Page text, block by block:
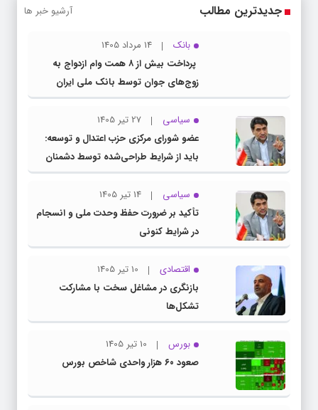
جدیدترین مطالب آرشیو خبر ها
بانک
14 مرداد 1405
پرداخت بیش از ۸ همت وام ازدواج به
زوج‌های جوان توسط بانک ملی ایران
سیاسی
27 تیر 1405
عضو شورای مرکزی حزب اعتدال و توسعه:
باید از شرایط طراحی‌شده توسط دشمنان
عبور کنیم
سیاسی
14 تیر 1405
تأکید بر ضرورت حفظ وحدت ملی و انسجام
در شرایط کنونی
اقتصادی
10 تیر 1405
بازنگری در مشاغل سخت با مشارکت
تشکل‌ها
بورس
10 تیر 1405
صعود ۶۰ هزار واحدی شاخص بورس